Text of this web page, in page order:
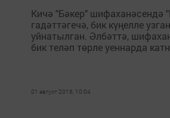
Кичә "Бәкер" шифаханәсендә
гадәттәгечә, бик күңелле
уйнатылган. Әлбәттә,
бик теләп төрле уеннарда
01 август 2016, 10:04